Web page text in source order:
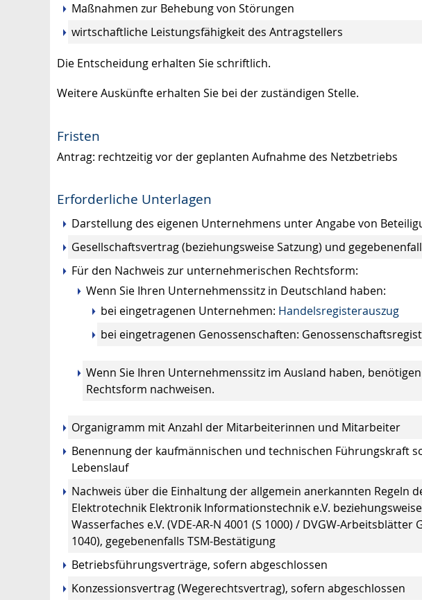
Maßnahmen zur Behebung von Störungen
wirtschaftliche Leistungsfähigkeit des Antragstellers
Die Entscheidung erhalten Sie schriftlich.
Weitere Auskünfte erhalten Sie bei der zuständigen Stelle.
Fristen
Antrag: rechtzeitig vor der geplanten Aufnahme des Netzbetriebs
Erforderliche Unterlagen
Darstellung des eigenen Unternehmens unter Angabe von
Gesellschaftsvertrag (beziehungsweise Satzung) und
Für den Nachweis zur unternehmerischen Rechtsform:
Wenn Sie Ihren Unternehmenssitz in Deutschland haben:
bei eingetragenen Unternehmen: Handelsregisterauszug
bei eingetragenen Genossenschaften:
Wenn Sie Ihren Unternehmenssitz im Ausland haben,
Rechtsform nachweisen.
Organigramm mit Anzahl der Mitarbeiterinnen und Mitarbeiter
Benennung der kaufmännischen und technischen Führungskraft
Lebenslauf
Nachweis über die Einhaltung der allgemein anerkannten Regeln
Elektrotechnik Elektronik Informationstechnik e.V.
Wasserfaches e.V. (VDE-AR-N 4001 (S 1000) / DVGW-Arbeitsblätter
1040), gegebenenfalls TSM-Bestätigung
Betriebsführungsverträge, sofern abgeschlossen
Konzessionsvertrag (Wegerechtsvertrag), sofern abgeschlossen